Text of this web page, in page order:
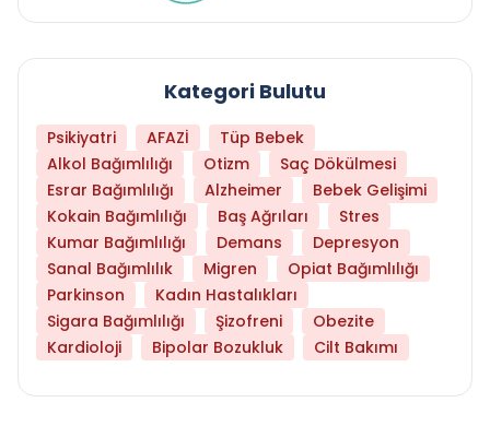
Kategori Bulutu
Psikiyatri AFAZİ
Tüp Bebek
Alkol Bağımlılığı
Otizm
Saç Dökülmesi
Esrar Bağımlılığı
Alzheimer
Bebek Gelişimi
Kokain Bağımlılığı
Baş Ağrıları
Stres
Kumar Bağımlılığı
Demans
Depresyon
Sanal Bağımlılık
Migren
Opiat Bağımlılığı
Parkinson
Kadın Hastalıkları
Sigara Bağımlılığı
Şizofreni
Obezite
Kardioloji
Bipolar Bozukluk Cilt Bakımı